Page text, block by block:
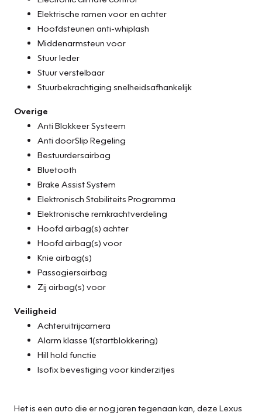
Elektrische ramen voor en achter
Hoofdsteunen anti-whiplash
Middenarmsteun voor
Stuur leder
Stuur verstelbaar
Stuurbekrachtiging snelheidsafhankelijk
Overige
Anti Blokkeer Systeem
Anti doorSlip Regeling
Bestuurdersairbag
Bluetooth
Brake Assist System
Elektronisch Stabiliteits Programma
Elektronische remkrachtverdeling
Hoofd airbag(s) achter
Hoofd airbag(s) voor
Knie airbag(s)
Passagiersairbag
Zij airbag(s) voor
Veiligheid
Achteruitrijcamera
Alarm klasse 1(startblokkering)
Hill hold functie
Isofix bevestiging voor kinderzitjes
Het is een auto die er nog jaren tegenaan kan, deze Lexus